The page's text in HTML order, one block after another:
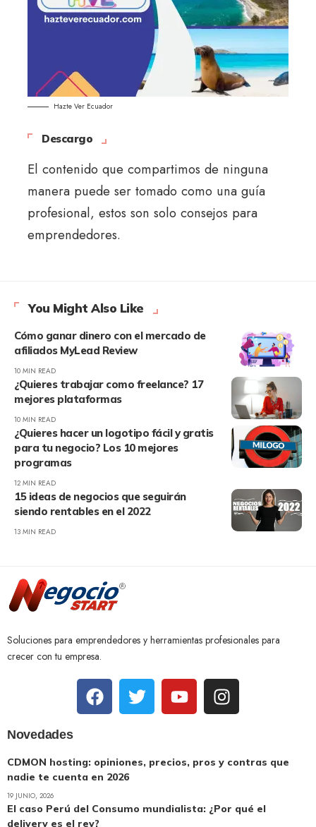
Hazte Ver Ecuador
Descargo
El contenido que compartimos de ninguna
manera puede ser tomado como una guía
profesional, estos son solo consejos para
emprendedores.
You Might Also Like
Cómo ganar dinero con el mercado de
afiliados MyLead Review
10 MIN READ
¿Quieres trabajar como freelance? 17
mejores plataformas
10 MIN READ
¿Quieres hacer un logotipo fácil y gratis
para tu negocio? Los 10 mejores
programas
12 MIN READ
15 ideas de negocios que seguirán
siendo rentables en el 2022
13 MIN READ
Soluciones para emprendedores y herramientas profesionales para
crecer con tu empresa.
Novedades
CDMON hosting: opiniones, precios, pros y contras que
nadie te cuenta en 2026
19 JUNIO, 2026
El caso Perú del Consumo mundialista: ¿Por qué el
delivery es el rey?